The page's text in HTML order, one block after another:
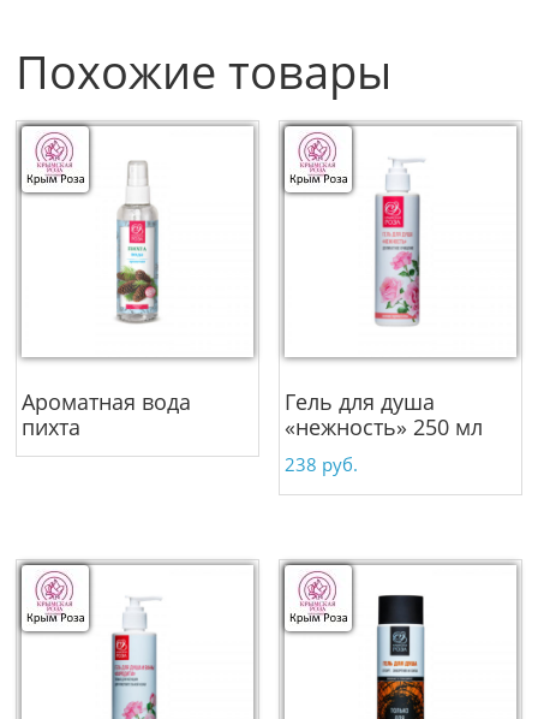
Похожие товары
Ароматная вода
пихта
Гель для душа
«нежность» 250 мл
238 руб.